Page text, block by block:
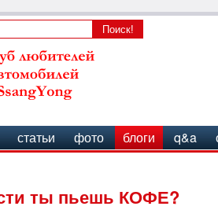
статьи фото блоги q&a
ты пьешь КОФЕ?